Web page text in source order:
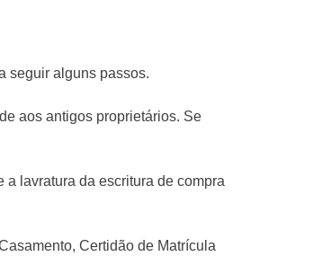
seguir alguns passos.⁣
aos antigos proprietários. Se
lavratura da escritura de compra
Certidão de Matrícula